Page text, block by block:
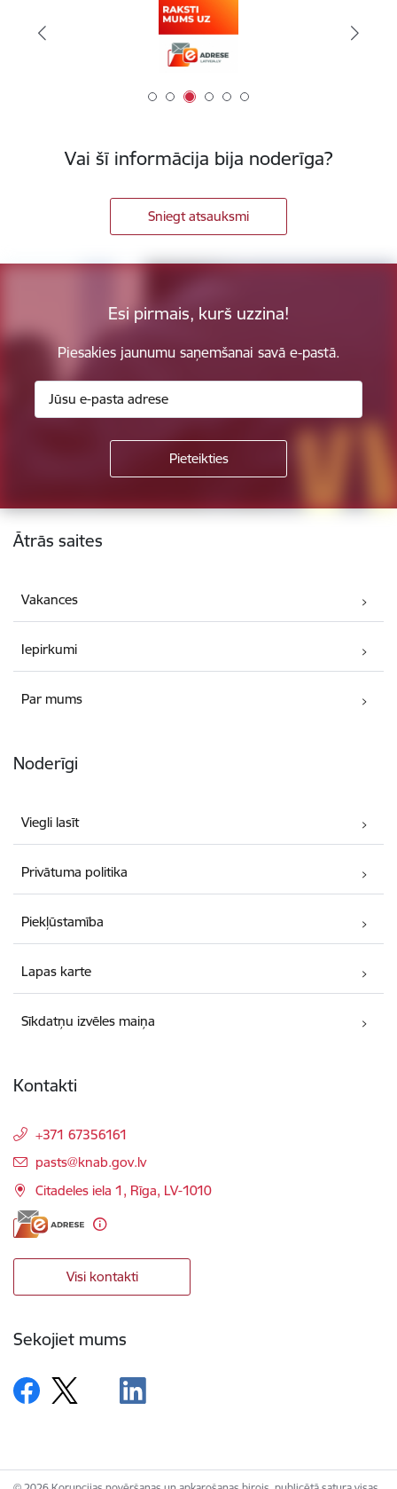
Vai šī informācija bija noderīga?
Sniegt atsauksmi
Esi pirmais, kurš uzzina!
Piesakies jaunumu saņemšanai savā e-pastā.
Kājene
Ātrās saites
Vakances
Iepirkumi
Par mums
Noderīgi
Viegli lasīt
Privātuma politika
Piekļūstamība
Lapas karte
Sīkdatņu izvēles maiņa
Kontakti
+371 67356161
E-pasts:
pasts@knab.gov.lv
Citadeles iela 1, Rīga, LV-1010
Visi kontakti
Sekojiet mums